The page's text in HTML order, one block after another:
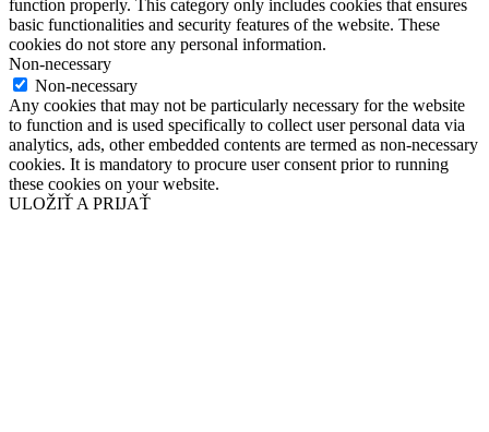
function properly. This category only includes cookies that ensures
basic functionalities and security features of the website. These
cookies do not store any personal information.
Non-necessary
Non-necessary
Any cookies that may not be particularly necessary for the website
to function and is used specifically to collect user personal data via
analytics, ads, other embedded contents are termed as non-necessary
cookies. It is mandatory to procure user consent prior to running
these cookies on your website.
ULOŽIŤ A PRIJAŤ